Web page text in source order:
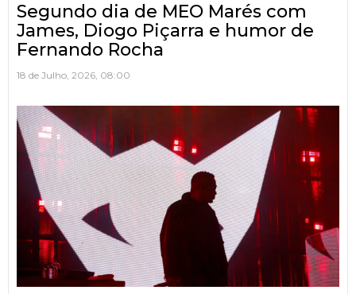
Segundo dia de MEO Marés com
James, Diogo Piçarra e humor de
Fernando Rocha
18 de Julho, 2026, 08:00